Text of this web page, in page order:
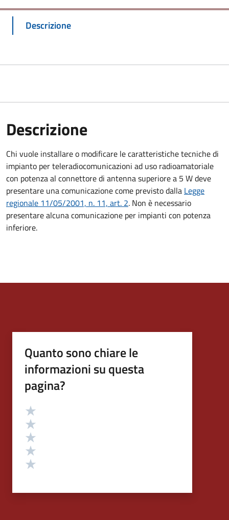
Descrizione
Descrizione
Chi vuole installare o modificare le caratteristiche tecniche di
impianto per teleradiocomunicazioni ad uso radioamatoriale
con potenza al connettore di antenna superiore a 5 W deve
presentare una comunicazione come previsto dalla Legge
regionale 11/05/2001, n. 11, art. 2. Non è necessario
presentare alcuna comunicazione per impianti con potenza
inferiore.
Quanto sono chiare le
informazioni su questa
pagina?
Valutazione